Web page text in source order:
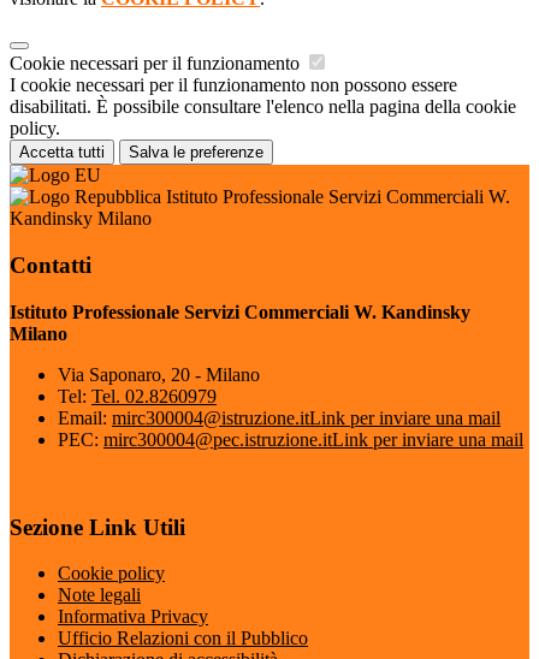
Cookie necessari per il funzionamento
I cookie necessari per il funzionamento non possono essere
disabilitati. È possibile consultare l'elenco nella pagina della cookie
policy.
Accetta tutti Salva le preferenze
Istituto Professionale Servizi Commerciali W.
Kandinsky Milano
Contatti
Istituto Professionale Servizi Commerciali W. Kandinsky
Milano
Via Saponaro, 20 - Milano
Tel: Tel. 02.8260979
Email: mirc300004@istruzione.itLink per inviare una mail
PEC: mirc300004@pec.istruzione.itLink per inviare una mail
Sezione Link Utili
Cookie policy
Note legali
Informativa Privacy
Ufficio Relazioni con il Pubblico